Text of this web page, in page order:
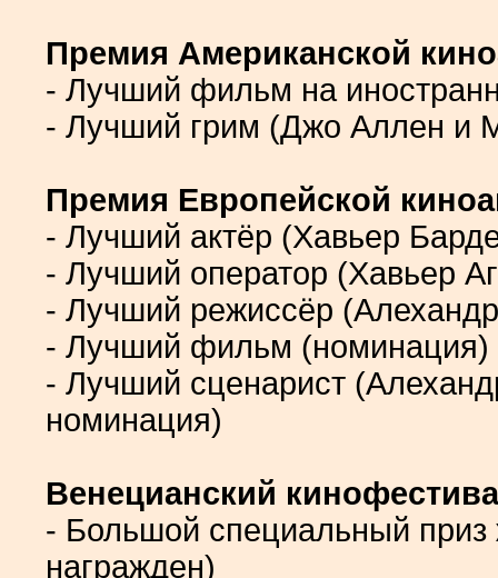
Премия Американской
- Лучший фильм на
- Лучший грим (Джо Аллен и
Премия Европейской
- Лучший актёр (Хавьер
- Лучший оператор (Хавьер
- Лучший режиссёр
- Лучший фильм (номинация)
- Лучший сценарист
номинация)
Венецианский
- Большой специальный
награжден)